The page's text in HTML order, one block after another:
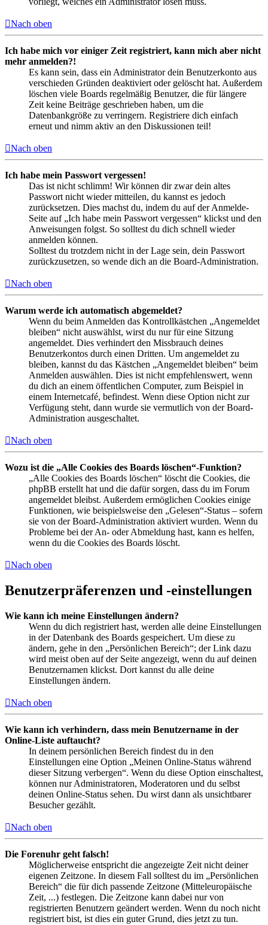
Nach oben
Ich habe mich vor einiger Zeit registriert, kann mich aber nicht
mehr anmelden?!
Es kann sein, dass ein Administrator dein Benutzerkonto aus
verschieden Gründen deaktiviert oder gelöscht hat. Außerdem
löschen viele Boards regelmäßig Benutzer, die für längere
Zeit keine Beiträge geschrieben haben, um die
Datenbankgröße zu verringern. Registriere dich einfach
erneut und nimm aktiv an den Diskussionen teil!
Nach oben
Ich habe mein Passwort vergessen!
Das ist nicht schlimm! Wir können dir zwar dein altes
Passwort nicht wieder mitteilen, du kannst es jedoch
zurücksetzen. Dies machst du, indem du auf der Anmelde-
Seite auf „Ich habe mein Passwort vergessen“ klickst und den
Anweisungen folgst. So solltest du dich schnell wieder
anmelden können.
Solltest du trotzdem nicht in der Lage sein, dein Passwort
zurückzusetzen, so wende dich an die Board-Administration.
Nach oben
Warum werde ich automatisch abgemeldet?
Wenn du beim Anmelden das Kontrollkästchen „Angemeldet
bleiben“ nicht auswählst, wirst du nur für eine Sitzung
angemeldet. Dies verhindert den Missbrauch deines
Benutzerkontos durch einen Dritten. Um angemeldet zu
bleiben, kannst du das Kästchen „Angemeldet bleiben“ beim
Anmelden auswählen. Dies ist nicht empfehlenswert, wenn
du dich an einem öffentlichen Computer, zum Beispiel in
einem Internetcafé, befindest. Wenn diese Option nicht zur
Verfügung steht, dann wurde sie vermutlich von der Board-
Administration ausgeschaltet.
Nach oben
Wozu ist die „Alle Cookies des Boards löschen“-Funktion?
„Alle Cookies des Boards löschen“ löscht die Cookies, die
phpBB erstellt hat und die dafür sorgen, dass du im Forum
angemeldet bleibst. Außerdem ermöglichen Cookies einige
Funktionen, wie beispielsweise den „Gelesen“-Status – sofern
sie von der Board-Administration aktiviert wurden. Wenn du
Probleme bei der An- oder Abmeldung hast, kann es helfen,
wenn du die Cookies des Boards löscht.
Nach oben
Benutzerpräferenzen und -einstellungen
Wie kann ich meine Einstellungen ändern?
Wenn du dich registriert hast, werden alle deine Einstellungen
in der Datenbank des Boards gespeichert. Um diese zu
ändern, gehe in den „Persönlichen Bereich“; der Link dazu
wird meist oben auf der Seite angezeigt, wenn du auf deinen
Benutzernamen klickst. Dort kannst du alle deine
Einstellungen ändern.
Nach oben
Wie kann ich verhindern, dass mein Benutzername in der
Online-Liste auftaucht?
In deinem persönlichen Bereich findest du in den
Einstellungen eine Option „Meinen Online-Status während
dieser Sitzung verbergen“. Wenn du diese Option einschaltest,
können nur Administratoren, Moderatoren und du selbst
deinen Online-Status sehen. Du wirst dann als unsichtbarer
Besucher gezählt.
Nach oben
Die Forenuhr geht falsch!
Möglicherweise entspricht die angezeigte Zeit nicht deiner
eigenen Zeitzone. In diesem Fall solltest du im „Persönlichen
Bereich“ die für dich passende Zeitzone (Mitteleuropäische
Zeit, ...) festlegen. Die Zeitzone kann dabei nur von
registrierten Benutzern geändert werden. Wenn du noch nicht
registriert bist, ist dies ein guter Grund, dies jetzt zu tun.